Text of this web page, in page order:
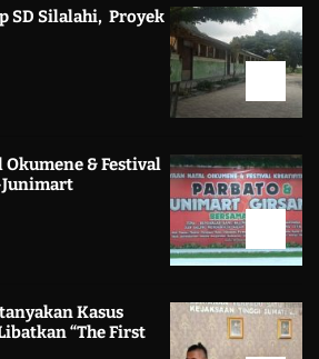
SD Silalahi, Proyek
& Festival
Kasus
“The First